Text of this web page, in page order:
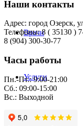
Врачи
Услуги
Пациентам
Наши контакты
Адрес: город Озерск,
Телефоны: 8 ( 35130 )
8 (904) 300-30-77
Часы работы
Пн.-Пт.: 9:00-21:00
Сб.: 09:00-15:00
Вс.: Выходной